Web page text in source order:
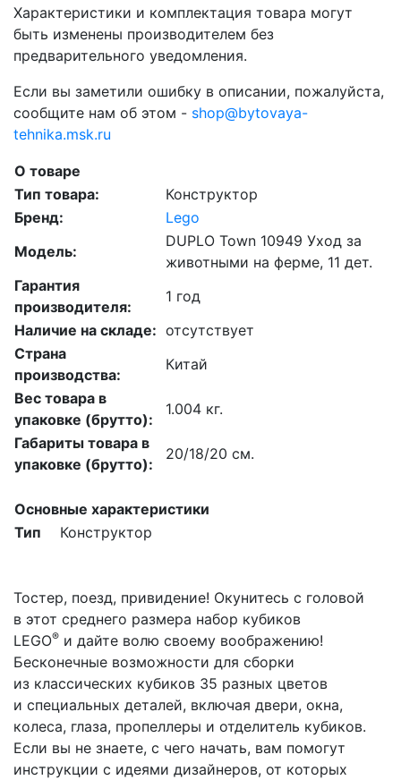
Характеристики и комплектация товара могут
быть изменены производителем без
предварительного уведомления.
Если вы заметили ошибку в описании, пожалуйста,
сообщите нам об этом - shop@bytovaya-
tehnika.msk.ru
Тостер, поезд, привидение! Окунитесь с головой
в этот среднего размера набор кубиков
LEGO® и дайте волю своему воображению!
Бесконечные возможности для сборки
из классических кубиков 35 разных цветов
и специальных деталей, включая двери, окна,
колеса, глаза, пропеллеры и отделитель кубиков.
Если вы не знаете, с чего начать, вам помогут
инструкции с идеями дизайнеров, от которых
О товаре
Тип товара:
Конструктор
Бренд:
Lego
Модель:
DUPLO Town 10949 Уход за
животными на ферме, 11 дет.
Гарантия
производителя:
1 год
Наличие на складе: отсутствует
Страна
производства:
Китай
Вес товара в
упаковке (брутто):
1.004 кг.
Габариты товара в
упаковке (брутто):
20/18/20 см.
Основные характеристики
Тип
Конструктор